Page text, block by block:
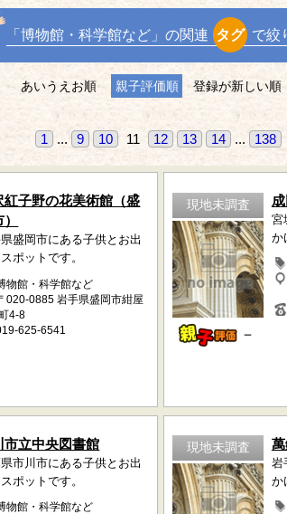
「博物館・科学館など」の関連 タグ で絞
あいうえお順 親子評価順 登録が新しい順
1 ... 9 10 11 12 13 14 ... 138
紅子野の花美術館（盛
盛岡市にある子供とお出
ポットです。
物館・科学館など
020-0885 岩手県盛岡市紺屋
4-8
625-6541
現地未調査
－
宮
か
市立中央図書館
市川市にある子供とお出
ポットです。
物館・科学館など
現地未調査
岩
か